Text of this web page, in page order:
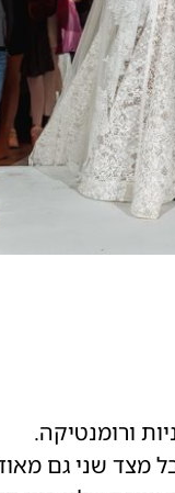
ורומנטיקה.
מצד שני גם